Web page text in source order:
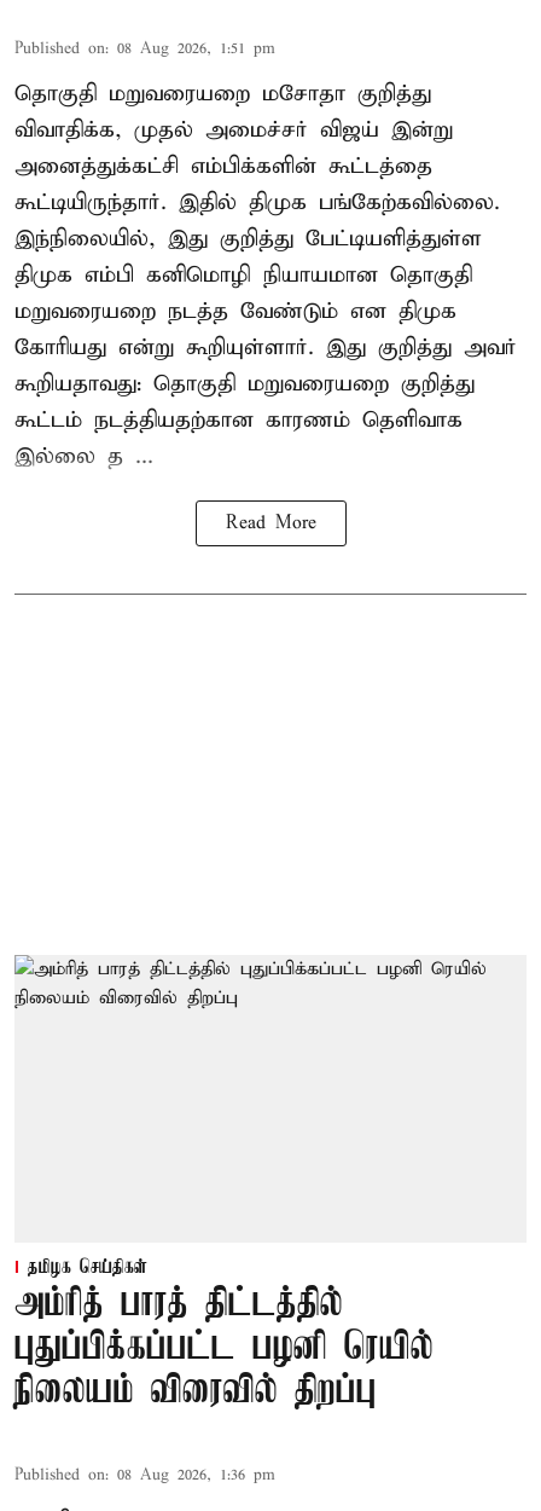
Published on: 08 Aug 2026, 1:51 pm
தொகுதி மறுவரையறை மசோதா குறித்து
விவாதிக்க, முதல் அமைச்சர் விஜய் இன்று
அனைத்துக்கட்சி எம்பிக்களின் கூட்டத்தை
கூட்டியிருந்தார். இதில் திமுக பங்கேற்கவில்லை.
இந்நிலையில், இது குறித்து பேட்டியளித்துள்ள
திமுக எம்பி கனிமொழி நியாயமான தொகுதி
மறுவரையறை நடத்த வேண்டும் என திமுக
கோரியது என்று கூறியுள்ளார். இது குறித்து அவர்
கூறியதாவது: தொகுதி மறுவரையறை குறித்து
கூட்டம் நடத்தியதற்கான காரணம் தெளிவாக
இல்லை த ...
Read More
தமிழக செய்திகள்
அம்ரித் பாரத் திட்டத்தில்
புதுப்பிக்கப்பட்ட பழனி ரெயில்
நிலையம் விரைவில் திறப்பு
Published on: 08 Aug 2026, 1:36 pm